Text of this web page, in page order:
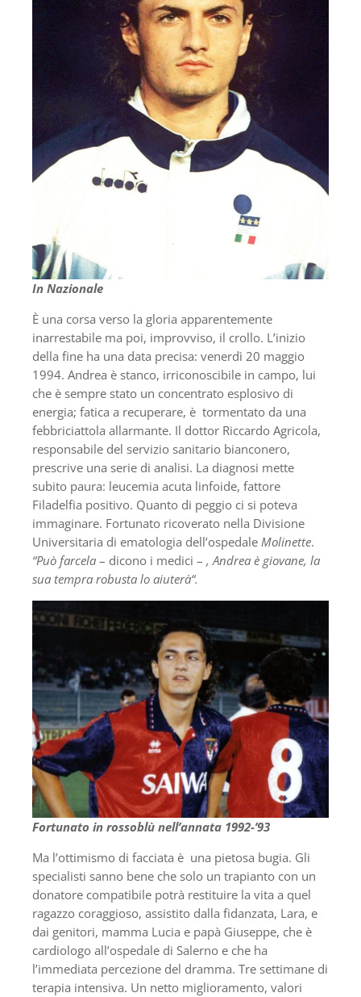
In Nazionale
È una corsa verso la gloria apparentemente
inarrestabile ma poi, improvviso, il crollo. L’inizio
della fine ha una data precisa: venerdì 20 maggio
1994. Andrea è stanco, irriconoscibile in campo, lui
che è sempre stato un concentrato esplosivo di
energia; fatica a recuperare, è tormentato da una
febbriciattola allarmante. Il dottor Riccardo Agricola,
responsabile del servizio sanitario bianconero,
prescrive una serie di analisi. La diagnosi mette
subito paura: leucemia acuta linfoide, fattore
Filadelfia positivo. Quanto di peggio ci si poteva
immaginare. Fortunato ricoverato nella Divisione
Universitaria di ematologia dell’ospedale Molinette.
“Può farcela – dicono i medici – , Andrea è giovane, la
sua tempra robusta lo aiuterà“.
Fortunato in rossoblù nell’annata 1992-’93
Ma l’ottimismo di facciata è una pietosa bugia. Gli
specialisti sanno bene che solo un trapianto con un
donatore compatibile potrà restituire la vita a quel
ragazzo coraggioso, assistito dalla fidanzata, Lara, e
dai genitori, mamma Lucia e papà Giuseppe, che è
cardiologo all’ospedale di Salerno e che ha
l’immediata percezione del dramma. Tre settimane di
terapia intensiva. Un netto miglioramento, valori